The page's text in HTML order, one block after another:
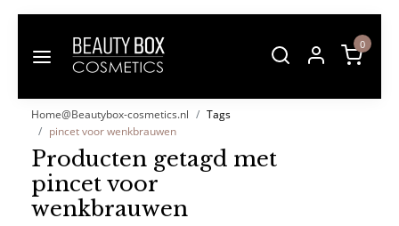
0
Home@Beautybox-cosmetics.nl
Tags
pincet voor wenkbrauwen
Producten getagd met
pincet voor
wenkbrauwen